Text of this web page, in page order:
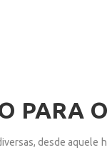
PARA
desde aquele